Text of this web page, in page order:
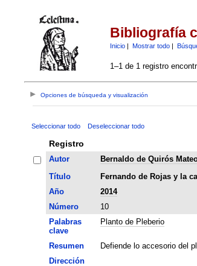
Bibliografía
Inicio| Mostrar todo|
1–1 de 1 registro
Opciones de búsqueda y visualización
Seleccionar todo Deseleccionar todo
Registro
Autor
Bernaldo de Quirós
Título
Fernando de Rojas y la
Año
2014
Número
10
Palabras
clave
Planto de Pleberio
Resumen
Defiende lo accesorio del
Dirección